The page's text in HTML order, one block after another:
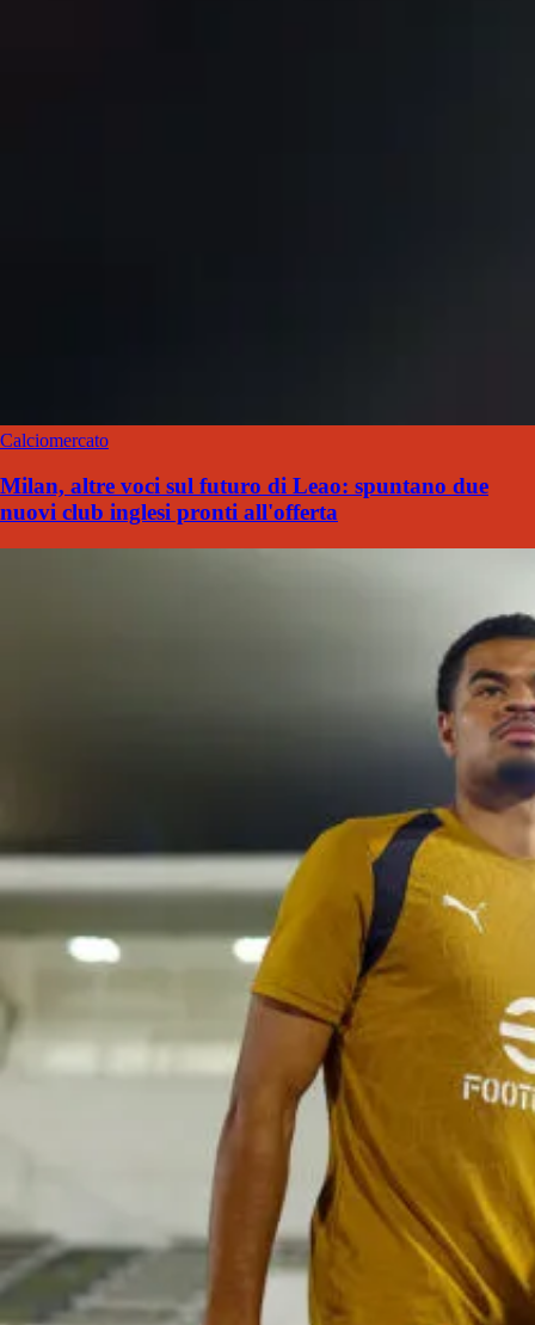
Calciomercato
Milan, altre voci sul futuro di Leao: spuntano due
nuovi club inglesi pronti all'offerta